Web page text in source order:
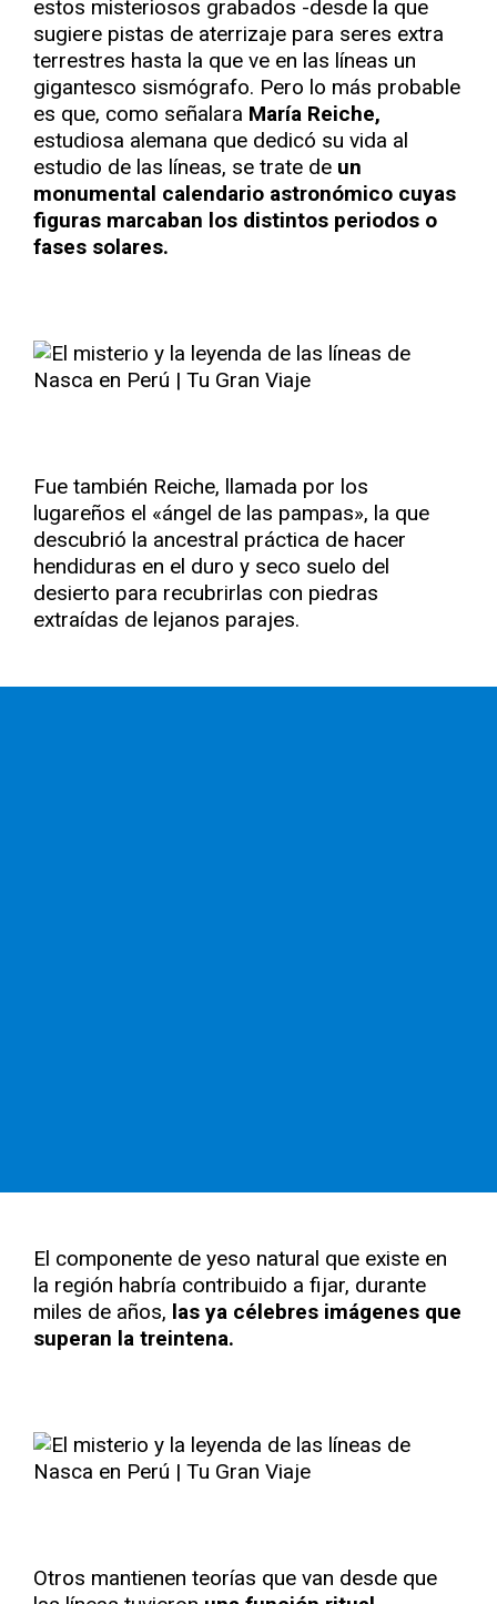
estos misteriosos grabados -desde la que
sugiere pistas de aterrizaje para seres extra
terrestres hasta la que ve en las líneas un
gigantesco sismógrafo. Pero lo más probable
es que, como señalara María Reiche,
estudiosa alemana que dedicó su vida al
estudio de las líneas, se trate de un
monumental calendario astronómico cuyas
figuras marcaban los distintos periodos o
fases solares.
Fue también Reiche, llamada por los
lugareños el «ángel de las pampas», la que
descubrió la ancestral práctica de hacer
hendiduras en el duro y seco suelo del
desierto para recubrirlas con piedras
extraídas de lejanos parajes.
El componente de yeso natural que existe en
la región habría contribuido a fijar, durante
miles de años, las ya célebres imágenes que
superan la treintena.
Otros mantienen teorías que van desde que